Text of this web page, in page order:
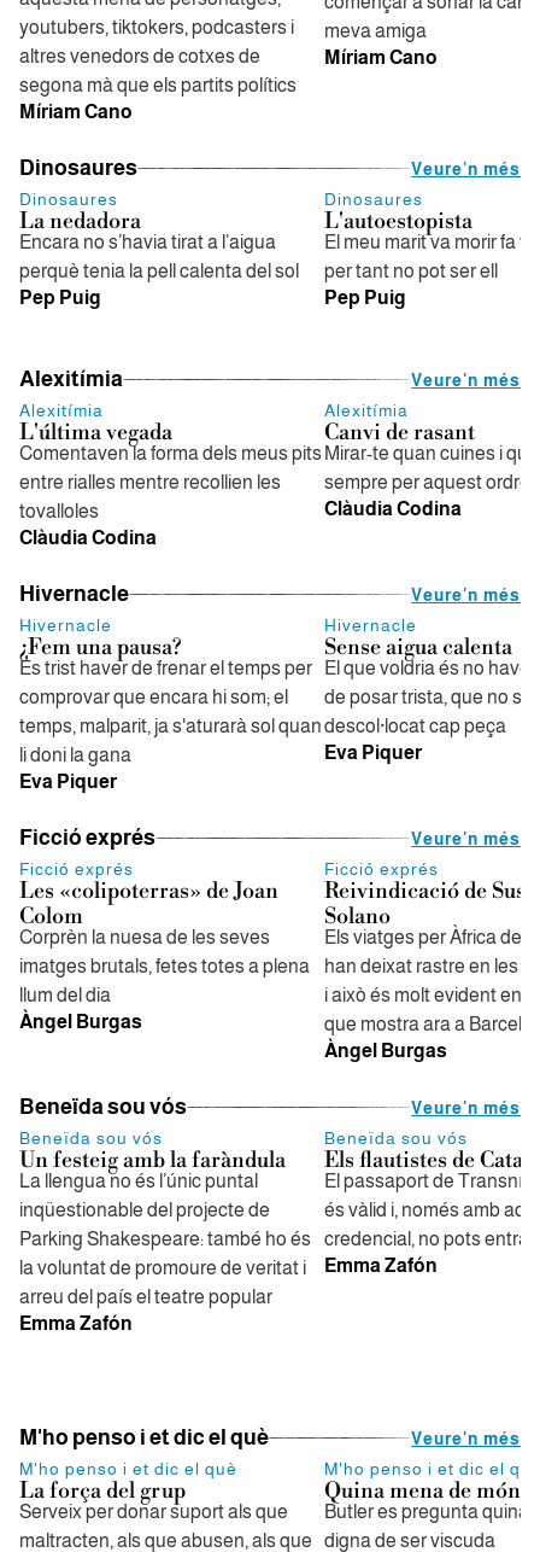
youtubers, tiktokers, podcasters i
altres venedors de cotxes de
segona mà que els partits polítics
Míriam Cano
meva amiga
Míriam Cano
Dinosaures
Veure'n més
Dinosaures
La nedadora
Encara no s’havia tirat a l’aigua
perquè tenia la pell calenta del sol
Pep Puig
Dinosaures
L'autoestopista
El meu marit va morir fa
per tant no pot ser ell
Pep Puig
Alexitímia
Veure'n més
Alexitímia
L'última vegada
Comentaven la forma dels meus pits
entre rialles mentre recollien les
tovalloles
Clàudia Codina
Alexitímia
Canvi de rasant
Mirar-te quan cuines i
sempre per aquest ordre
Clàudia Codina
Hivernacle
Veure'n més
Hivernacle
¿Fem una pausa?
És trist haver de frenar el temps per
comprovar que encara hi som; el
temps, malparit, ja s'aturarà sol quan
li doni la gana
Eva Piquer
Hivernacle
Sense aigua calenta
El que voldria és no
de posar trista, que no se
descol·locat cap peça
Eva Piquer
Ficció exprés
Veure'n més
Ficció exprés
Les «colipoterras» de Joan
Colom
Corprèn la nuesa de les seves
imatges brutals, fetes totes a plena
llum del dia
Àngel Burgas
Ficció exprés
Reivindicació de
Solano
Els viatges per Àfrica de
han deixat rastre en les
i això és molt evident en
que mostra ara a
Àngel Burgas
Beneïda sou vós
Veure'n més
Beneïda sou vós
Un festeig amb la faràndula
La llengua no és l’únic puntal
inqüestionable del projecte de
Parking Shakespeare: també ho és
la voluntat de promoure de veritat i
arreu del país el teatre popular
Emma Zafón
Beneïda sou vós
Els flautistes de
El passaport de
és vàlid i, només amb
credencial, no pots entrar
Emma Zafón
M'ho penso i et dic el què
Veure'n més
M'ho penso i et dic el què
La força del grup
Serveix per donar suport als que
maltracten, als que abusen, als que
M'ho penso i et dic el
Quina mena de món
Butler es pregunta quina
digna de ser viscuda